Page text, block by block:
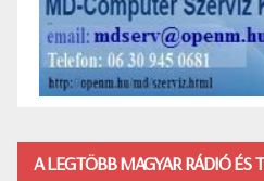
A LEGTÖBB MAGYAR RÁDIÓ ÉS